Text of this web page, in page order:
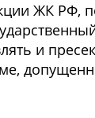
ЖК РФ,
и